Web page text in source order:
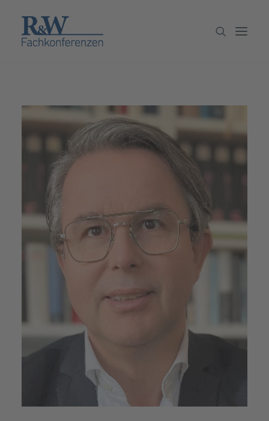
Partner werden
Newsletter